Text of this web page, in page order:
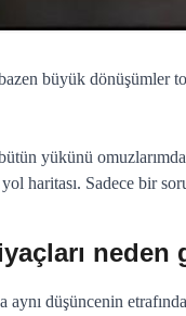
büyük dönüşümler
yükünü
haritası. Sadece bir
neden
aynı düşüncenin